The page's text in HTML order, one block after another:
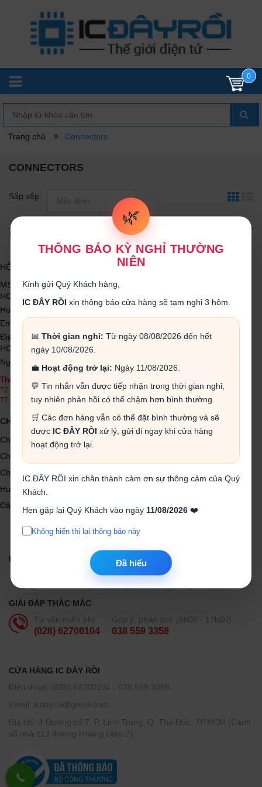
🌿
THÔNG BÁO KỲ NGHỈ THƯỜNG
NIÊN
Kính gửi Quý Khách hàng,
IC ĐÂY RỒI xin thông báo cửa hàng sẽ tạm nghỉ 3 hôm.
📅 Thời gian nghỉ: Từ ngày 08/08/2026 đến hết
ngày 10/08/2026.
💼 Hoạt động trở lại: Ngày 11/08/2026.
💬 Tin nhắn vẫn được tiếp nhận trong thời gian nghỉ,
tuy nhiên phản hồi có thể chậm hơn bình thường.
🛒 Các đơn hàng vẫn có thể đặt bình thường và sẽ
được IC ĐÂY RỒI xử lý, gửi đi ngay khi cửa hàng
hoạt động trở lại.
IC ĐÂY RỒI xin chân thành cảm ơn sự thông cảm của Quý
Khách.
Hẹn gặp lại Quý Khách vào ngày 11/08/2026❤️
Không hiển thị lại thông báo này
Đã hiểu
0
Trang chủ Connectors
CONNECTORS
Sắp xếp:
Không có sản phẩm nào trong danh mục này.
HỘ KINH DOANH LINH KIỆN ĐIỆN TỬ IC ĐÂY RỒI
MST 0314342572 được cấp ngày 04/11/2017 do Sở KH và ĐT TP
HCM cấp
Hotline: 0385593358
Email: icdayroi@gmail.com
Địa chỉ: 04 Đường số 7, Khu phố 3, P. Linh Trung, Q. Thủ Đức, Tp.
HCM
Người đại diện theo pháp luật: Cao Thị Ngọc Nhung
Thời gian làm việc
T2 - T6 : Sáng 7h30 > 12h00 : Chiều 13h30 > 18h00
T7 - CN: Sáng 8h00 > 12h00 : Chiều 13h30 > 17h00
CHÍNH SÁCH MUA HÀNG
Chính sách bảo hành, đổi trả
Chính sách bảo mật thông tin
Chính sách giao nhận và thanh toán
Hướng dẫn mua hàng
Đăng ký thành viên
HỖ TRỢ THANH TOÁN
GIẢI ĐÁP THẮC MẮC
Tư vấn miễn phí
(028) 62700104
Góp ý, phản ánh (8h00 - 17h00)
038 559 3358
CỬA HÀNG IC ĐÂY RỒI
Điện thoại: (028) 62700104 - 038 559 3358
Email: icdayroi@gmail.com
Địa chỉ: 4 Đường số 7, P. Linh Trung, Q. Thủ Đức, TP.HCM (Cạnh
số nhà 113 đường Hoàng Diệu 2)